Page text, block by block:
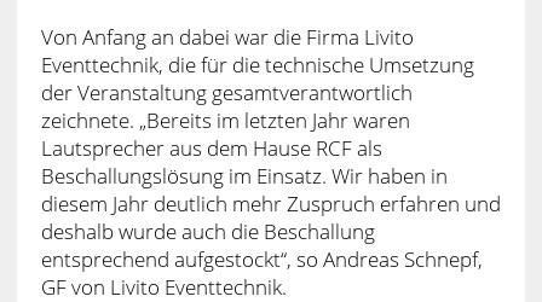
Von Anfang an dabei war die Firma Livito
Eventtechnik, die für die technische Umsetzung
der Veranstaltung gesamtverantwortlich
zeichnete. „Bereits im letzten Jahr waren
Lautsprecher aus dem Hause RCF als
Beschallungslösung im Einsatz. Wir haben in
diesem Jahr deutlich mehr Zuspruch erfahren und
deshalb wurde auch die Beschallung
entsprechend aufgestockt“, so Andreas Schnepf,
GF von Livito Eventtechnik.